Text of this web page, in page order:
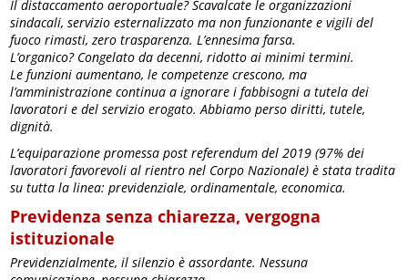
Il distaccamento aeroportuale? Scavalcate le organizzazioni
sindacali, servizio esternalizzato ma non funzionante e vigili del
fuoco rimasti, zero trasparenza. L’ennesima farsa.
L’organico? Congelato da decenni, ridotto ai minimi termini.
Le funzioni aumentano, le competenze crescono, ma
l’amministrazione continua a ignorare i fabbisogni a tutela dei
lavoratori e del servizio erogato. Abbiamo perso diritti, tutele,
dignità.
L’equiparazione promessa post referendum del 2019 (97% dei
lavoratori favorevoli al rientro nel Corpo Nazionale) è stata tradita
su tutta la linea: previdenziale, ordinamentale, economica.
Previdenza senza chiarezza, vergogna
istituzionale
Previdenzialmente, il silenzio è assordante. Nessuna